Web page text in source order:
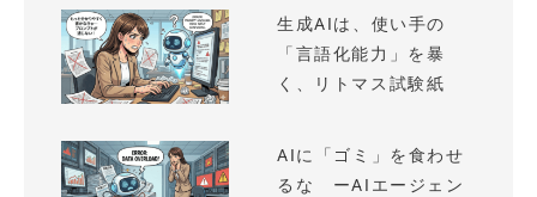
生成AIは、使い手の
「言語化能力」を暴
く、リトマス試験紙
AIに「ゴミ」を食わせ
るな ーAIエージェン